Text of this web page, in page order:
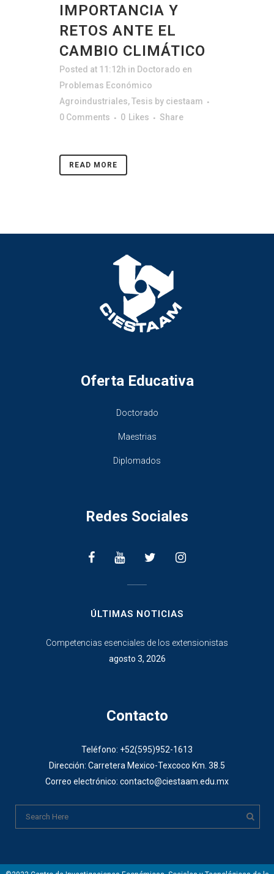
IMPORTANCIA Y
RETOS ANTE EL
CAMBIO CLIMÁTICO
Posted at 11:12h in Doctorado en
Problemas Económico
Agroindustriales,Tesis by ciestaam
0 Comments
0 Likes Share
READ MORE
Oferta Educativa
Doctorado
Maestrias
Diplomados
Redes Sociales
ÚLTIMAS NOTICIAS
Competencias esenciales de los extensionistas
agosto 3, 2026
Contacto
Teléfono: +52(595)952-1613
Dirección: Carretera Mexico-Texcoco Km. 38.5
Correo electrónico: contacto@ciestaam.edu.mx